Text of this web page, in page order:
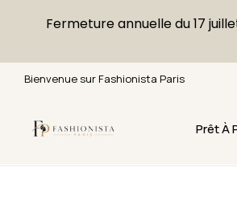
Bienvenue sur Fashionista Paris
Prêt À
Fermeture annuelle du 17